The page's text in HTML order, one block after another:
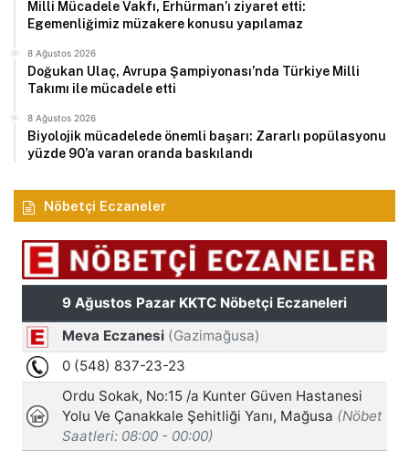
Milli Mücadele Vakfı, Erhürman’ı ziyaret etti:
Egemenliğimiz müzakere konusu yapılamaz
8 Ağustos 2026
Doğukan Ulaç, Avrupa Şampiyonası’nda Türkiye Milli
Takımı ile mücadele etti
8 Ağustos 2026
Biyolojik mücadelede önemli başarı: Zararlı popülasyonu
yüzde 90’a varan oranda baskılandı
Nöbetçi Eczaneler